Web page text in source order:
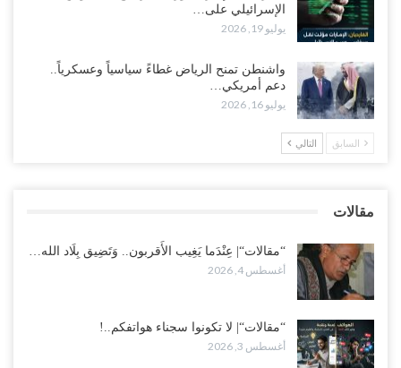
وسط غضبٍ جنوباً.. دعوات لإغلاق مطرح فدغم مع تحوله من معسكر
للتجنيد إلى ساحة لتصفية قادة التحالف..!
“تعز“| مع اقتراب إعادة الهيكلة السعودية.. سباق بين طارق والإصلاح
لإشعال حرب..!
أغسطس 2, 2026
أغسطس 2, 2026
الإسرائيلي على…
يوليو 19, 2026
واشنطن تمنح الرياض غطاءً سياسياً وعسكرياً..
دعم أمريكي…
يوليو 16, 2026
السابق التالي
مقالات
“مقالات“| عِنْدَما يَغِيب الأَقربون.. وَتَضِيق بِلَاد الله…
أغسطس 4, 2026
“مقالات“| لا تكونوا سجناء هواتفكم..!
أغسطس 3, 2026